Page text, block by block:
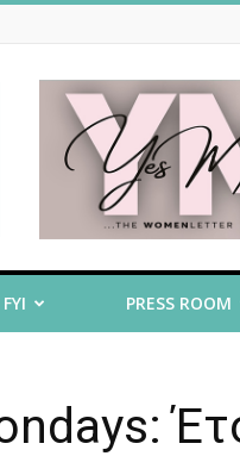
FYI PRESS ROOM